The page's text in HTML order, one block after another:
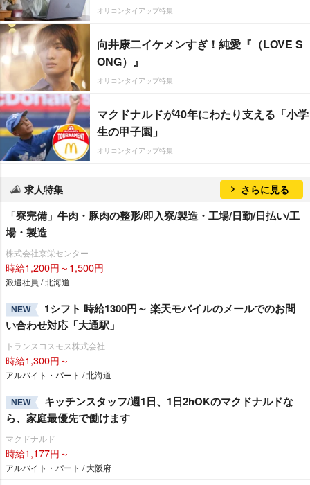
オリコンタイアップ特集
向井康二イケメンすぎ！純愛『（LOVE S
ONG）』
オリコンタイアップ特集
マクドナルドが40年にわたり支える「小学
生の甲子園」
オリコンタイアップ特集
求人特集 さらに見る
「寮完備」牛肉・豚肉の整形/即入寮/製造・工場/日勤/日払い/工
場・製造
株式会社京栄センター
時給1,200円～1,500円
派遣社員 / 北海道
NEW
1シフト 時給1300円～ 楽天モバイルのメールでのお問
い合わせ対応「大通駅」
トランスコスモス株式会社
時給1,300円～
アルバイト・パート / 北海道
NEW
キッチンスタッフ/週1日、1日2hOKのマクドナルドな
ら、家庭最優先で働けます
マクドナルド
時給1,177円～
アルバイト・パート / 大阪府